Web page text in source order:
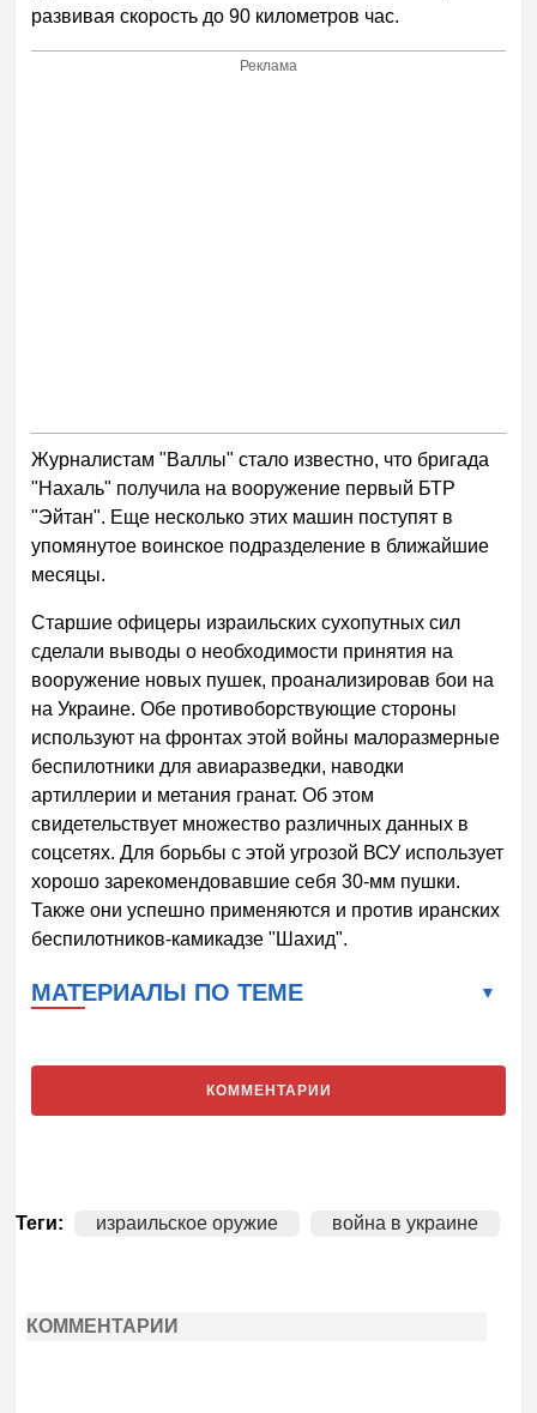
развивая скорость до 90 километров час.
Реклама
Журналистам "Валлы" стало известно, что бригада
"Нахаль" получила на вооружение первый БТР
"Эйтан". Еще несколько этих машин поступят в
упомянутое воинское подразделение в ближайшие
месяцы.
Старшие офицеры израильских сухопутных сил
сделали выводы о необходимости принятия на
вооружение новых пушек, проанализировав бои на
на Украине. Обе противоборствующие стороны
используют на фронтах этой войны малоразмерные
беспилотники для авиаразведки, наводки
артиллерии и метания гранат. Об этом
свидетельствует множество различных данных в
соцсетях. Для борьбы с этой угрозой ВСУ использует
хорошо зарекомендовавшие себя 30-мм пушки.
Также они успешно применяются и против иранских
беспилотников-камикадзе "Шахид".
МАТЕРИАЛЫ ПО ТЕМЕ
КОММЕНТАРИИ
Теги: израильское оружие война в украине
КОММЕНТАРИИ